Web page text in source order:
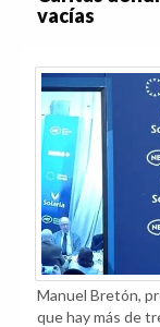
vacías
Manuel Bretón,
que hay más de